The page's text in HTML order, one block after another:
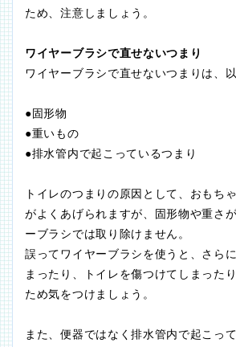
ため、注意しましょう。
ワイヤーブラシで直せないつまり
ワイヤーブラシで直せないつまりは、
●固形物
●重いもの
●排水管内で起こっているつまり
トイレのつまりの原因として、おもち
がよくあげられますが、固形物や重さ
ーブラシでは取り除けません。
誤ってワイヤーブラシを使うと、さら
まったり、トイレを傷つけてしまった
ため気をつけましょう。
また、便器ではなく排水管内で起こっ